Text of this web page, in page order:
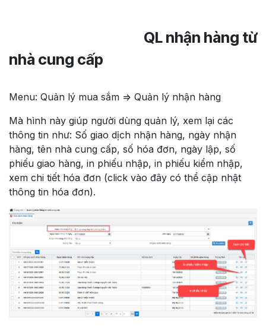
QL nhận hàng từ
nhà cung cấp
Menu: Quản lý mua sắm => Quản lý nhận hàng
Mà hình này giúp người dùng quản lý, xem lại các
thông tin như: Số giao dịch nhận hàng, ngày nhận
hàng, tên nhà cung cấp, số hóa đơn, ngày lập, số
phiếu giao hàng, in phiếu nhập, in phiếu kiểm nhập,
xem chi tiết hóa đơn (click vào đây có thể cập nhật
thông tin hóa đơn).